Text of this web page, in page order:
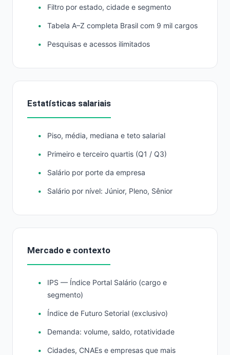
Filtro por estado, cidade e segmento
Tabela A–Z completa Brasil com 9 mil cargos
Pesquisas e acessos ilimitados
Estatísticas salariais
Piso, média, mediana e teto salarial
Primeiro e terceiro quartis (Q1 / Q3)
Salário por porte da empresa
Salário por nível: Júnior, Pleno, Sênior
Mercado e contexto
IPS — Índice Portal Salário (cargo e
segmento)
Índice de Futuro Setorial (exclusivo)
Demanda: volume, saldo, rotatividade
Cidades, CNAEs e empresas que mais